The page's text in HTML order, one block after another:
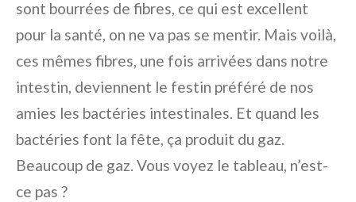
sont bourrées de fibres, ce qui est excellent
pour la santé, on ne va pas se mentir. Mais voilà,
ces mêmes fibres, une fois arrivées dans notre
intestin, deviennent le festin préféré de nos
amies les bactéries intestinales. Et quand les
bactéries font la fête, ça produit du gaz.
Beaucoup de gaz. Vous voyez le tableau, n’est-
ce pas ?